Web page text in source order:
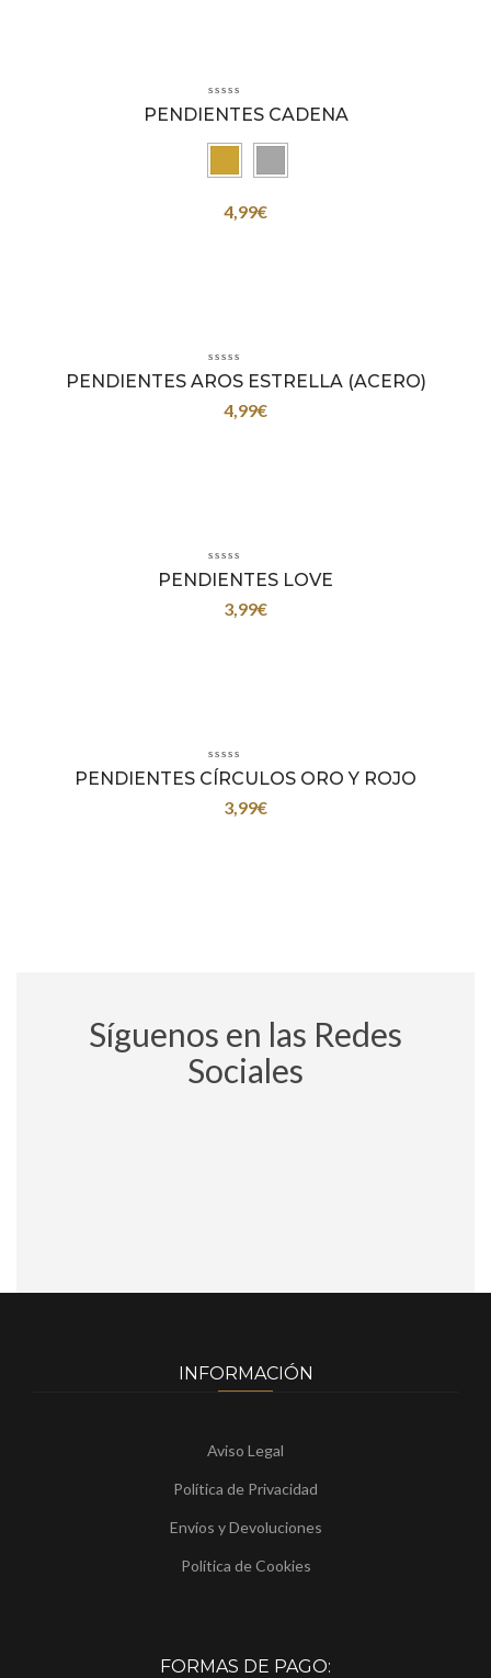
PENDIENTES CADENA
4,99€
PENDIENTES AROS ESTRELLA (ACERO)
4,99€
PENDIENTES LOVE
3,99€
PENDIENTES CÍRCULOS ORO Y ROJO
3,99€
Síguenos en las Redes
Sociales
INFORMACIÓN
Aviso Legal
Política de Privacidad
Envíos y Devoluciones
Política de Cookies
FORMAS DE PAGO: